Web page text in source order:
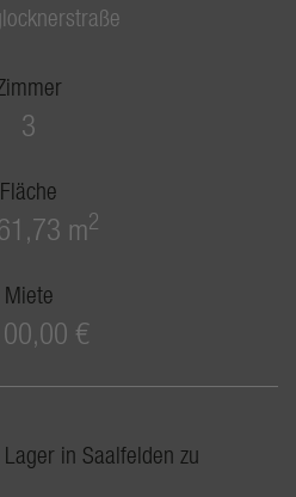
3
Fläche
m2
Miete
€